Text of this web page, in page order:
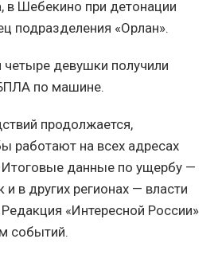
в Шебекино при детонации
подразделения «Орлан».
четыре девушки получили
по машине.
продолжается,
работают на всех адресах
данные по ущербу —
и в других регионах — власти
«Интересной России»
событий.